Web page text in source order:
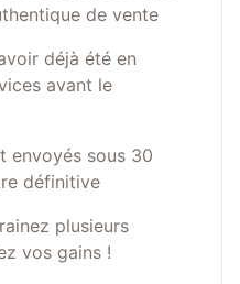
de vente
déjà été en
avant le
envoyés sous 30
définitive
plusieurs
vos gains !